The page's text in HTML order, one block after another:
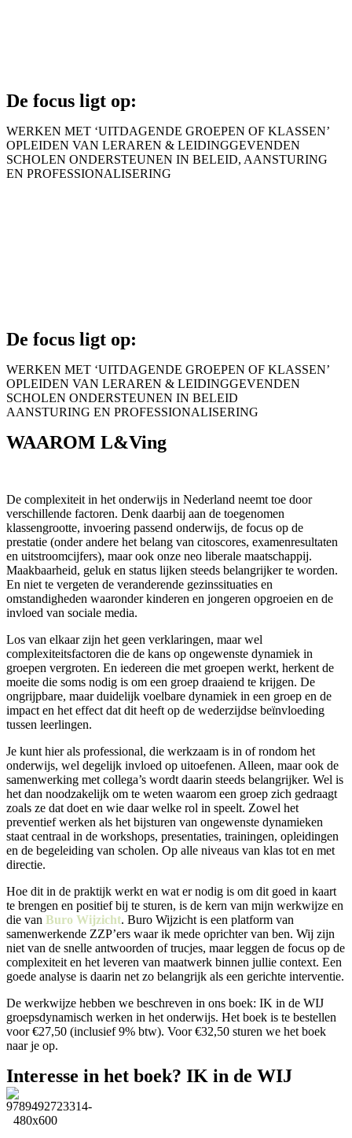
De focus ligt op:
WERKEN MET ‘UITDAGENDE GROEPEN OF KLASSEN’
OPLEIDEN VAN LERAREN & LEIDINGGEVENDEN
SCHOLEN ONDERSTEUNEN IN BELEID, AANSTURING
EN PROFESSIONALISERING
De focus ligt op:
WERKEN MET ‘UITDAGENDE GROEPEN OF KLASSEN’
OPLEIDEN VAN LERAREN & LEIDINGGEVENDEN
SCHOLEN ONDERSTEUNEN IN BELEID
AANSTURING EN PROFESSIONALISERING
WAAROM L&Ving
De complexiteit in het onderwijs in Nederland neemt toe door
verschillende factoren. Denk daarbij aan de toegenomen
klassengrootte, invoering passend onderwijs, de focus op de
prestatie (onder andere het belang van citoscores, examenresultaten
en uitstroomcijfers), maar ook onze neo liberale maatschappij.
Maakbaarheid, geluk en status lijken steeds belangrijker te worden.
En niet te vergeten de veranderende gezinssituaties en
omstandigheden waaronder kinderen en jongeren opgroeien en de
invloed van sociale media.
Los van elkaar zijn het geen verklaringen, maar wel
complexiteitsfactoren die de kans op ongewenste dynamiek in
groepen vergroten. En iedereen die met groepen werkt, herkent de
moeite die soms nodig is om een groep draaiend te krijgen. De
ongrijpbare, maar duidelijk voelbare dynamiek in een groep en de
impact en het effect dat dit heeft op de wederzijdse beïnvloeding
tussen leerlingen.
Je kunt hier als professional, die werkzaam is in of rondom het
onderwijs, wel degelijk invloed op uitoefenen. Alleen, maar ook de
samenwerking met collega’s wordt daarin steeds belangrijker. Wel is
het dan noodzakelijk om te weten waarom een groep zich gedraagt
zoals ze dat doet en wie daar welke rol in speelt. Zowel het
preventief werken als het bijsturen van ongewenste dynamieken
staat centraal in de workshops, presentaties, trainingen, opleidingen
en de begeleiding van scholen. Op alle niveaus van klas tot en met
directie.
Hoe dit in de praktijk werkt en wat er nodig is om dit goed in kaart
te brengen en positief bij te sturen, is de kern van mijn werkwijze en
die van Buro Wijzicht. Buro Wijzicht is een platform van
samenwerkende ZZP’ers waar ik mede oprichter van ben. Wij zijn
niet van de snelle antwoorden of trucjes, maar leggen de focus op de
complexiteit en het leveren van maatwerk binnen jullie context. Een
goede analyse is daarin net zo belangrijk als een gerichte interventie.
De werkwijze hebben we beschreven in ons boek: IK in de WIJ
groepsdynamisch werken in het onderwijs. Het boek is te bestellen
voor €27,50 (inclusief 9% btw). Voor €32,50 sturen we het boek
naar je op.
Interesse in het boek? IK in de WIJ